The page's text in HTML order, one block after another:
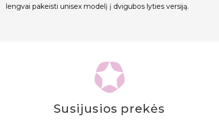
lengvai pakeisti unisex modelį į dvigubos lyties versiją.
Susijusios prekės